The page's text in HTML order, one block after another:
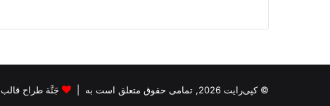
© کپی‌رایت 2026, تمامی حقوق متعلق است به | جَنَّة طراح قالب TieLabs